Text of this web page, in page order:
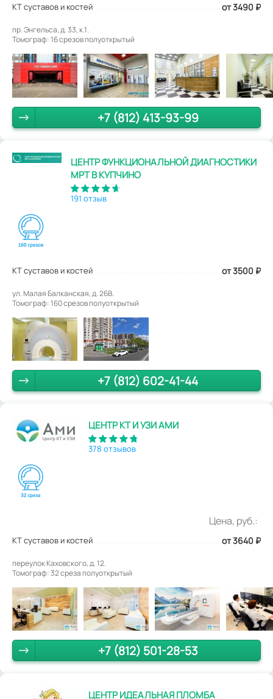
КТ суставов и костей от 3490 ₽
пр. Энгельса, д. 33, к.1.
Томограф: 16 срезов полуоткрытый
+7 (812) 413-93-99
ЦЕНТР ФУНКЦИОНАЛЬНОЙ ДИАГНОСТИКИ
МРТ В КУПЧИНО
191 отзыв
КТ суставов и костей от 3500 ₽
ул. Малая Балканская, д. 26В.
Томограф: 160 срезов полуоткрытый
+7 (812) 602-41-44
ЦЕНТР КТ И УЗИ АМИ
378 отзывов
Цена, руб.:
КТ суставов и костей от 3640 ₽
переулок Каховского, д. 12.
Томограф: 32 среза полуоткрытый
+7 (812) 501-28-53
ЦЕНТР ИДЕАЛЬНАЯ ПЛОМБА